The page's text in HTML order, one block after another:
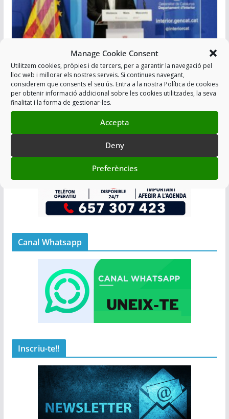
Manage Cookie Consent
Utilitzem cookies, pròpies i de tercers, per a garantir la navegació pel
lloc web i millorar els nostres serveis. Si continues navegant,
considerem que consents el seu ús. Entra a la nostra Política de cookies
per obtenir informació addicional sobre les cookies utilitzades, la seva
finalitat i la forma de gestionar-les.
Accepta
Deny
Preferències
CONSELLER, DEIXI DE MENTIR
20/11/2019
Canal Whatsapp
Inscriu-te!!